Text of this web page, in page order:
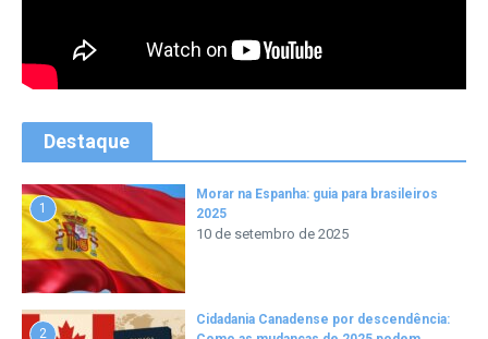
Destaque
1
Morar na Espanha: guia para brasileiros
2025
10 de setembro de 2025
2
Cidadania Canadense por descendência: